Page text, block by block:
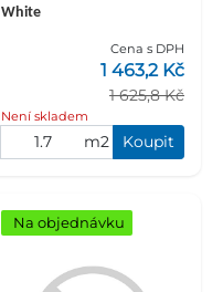
White
Cena s DPH
1 625,8 Kč
1 463,2 Kč
Není skladem
m2 Koupit
Na objednávku